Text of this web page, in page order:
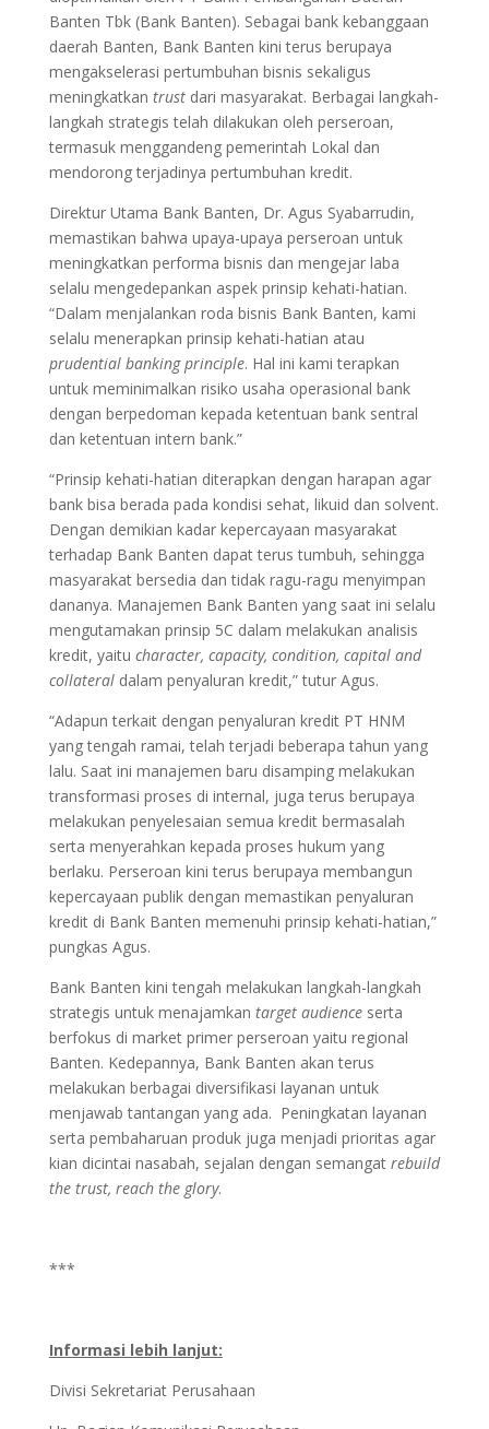
Banten Tbk (Bank Banten). Sebagai bank kebanggaan
daerah Banten, Bank Banten kini terus berupaya
mengakselerasi pertumbuhan bisnis sekaligus
meningkatkan trustdari masyarakat. Berbagai langkah-
langkah strategis telah dilakukan oleh perseroan,
termasuk menggandeng pemerintah Lokal dan
mendorong terjadinya pertumbuhan kredit.
Direktur Utama Bank Banten, Dr. Agus Syabarrudin,
memastikan bahwa upaya-upaya perseroan untuk
meningkatkan performa bisnis dan mengejar laba
selalu mengedepankan aspek prinsip kehati-hatian.
“Dalam menjalankan roda bisnis Bank Banten, kami
selalu menerapkan prinsip kehati-hatian atau
prudential banking principle. Hal ini kami terapkan
untuk meminimalkan risiko usaha operasional bank
dengan berpedoman kepada ketentuan bank sentral
dan ketentuan intern bank.”
“Prinsip kehati-hatian diterapkan dengan harapan agar
bank bisa berada pada kondisi sehat, likuid dan solvent.
Dengan demikian kadar kepercayaan masyarakat
terhadap Bank Banten dapat terus tumbuh, sehingga
masyarakat bersedia dan tidak ragu-ragu menyimpan
dananya. Manajemen Bank Banten yang saat ini selalu
mengutamakan prinsip 5C dalam melakukan analisis
kredit, yaitu character, capacity, condition, capital and
collateraldalam penyaluran kredit,” tutur Agus.
“Adapun terkait dengan penyaluran kredit PT HNM
yang tengah ramai, telah terjadi beberapa tahun yang
lalu. Saat ini manajemen baru disamping melakukan
transformasi proses di internal, juga terus berupaya
melakukan penyelesaian semua kredit bermasalah
serta menyerahkan kepada proses hukum yang
berlaku. Perseroan kini terus berupaya membangun
kepercayaan publik dengan memastikan penyaluran
kredit di Bank Banten memenuhi prinsip kehati-hatian,”
pungkas Agus.
Bank Banten kini tengah melakukan langkah-langkah
strategis untuk menajamkan target audienceserta
berfokus di market primer perseroan yaitu regional
Banten. Kedepannya, Bank Banten akan terus
melakukan berbagai diversifikasi layanan untuk
menjawab tantangan yang ada. Peningkatan layanan
serta pembaharuan produk juga menjadi prioritas agar
kian dicintai nasabah, sejalan dengan semangat rebuild
the trust, reach the glory.
***
Informasi lebih lanjut:
Divisi Sekretariat Perusahaan